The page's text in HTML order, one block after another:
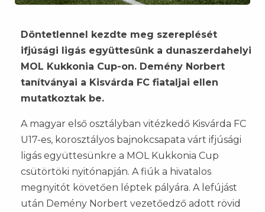
Döntetlennel kezdte meg szereplését
ifjúsági ligás együttesünk a dunaszerdahelyi
MOL Kukkonia Cup-on. Demény Norbert
tanítványai a Kisvárda FC fiataljai ellen
mutatkoztak be.
A magyar első osztályban vitézkedő Kisvárda FC
U17-es, korosztályos bajnokcsapata várt ifjúsági
ligás együttesünkre a MOL Kukkonia Cup
csütörtöki nyitónapján. A fiúk a hivatalos
megnyitót követően léptek pályára. A lefújást
után Demény Norbert vezetőedző adott rövid